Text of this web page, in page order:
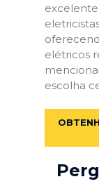
elétricos
escolha